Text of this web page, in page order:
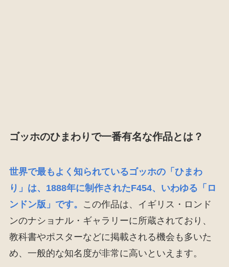
ゴッホのひまわりで一番有名な作品とは？
世界で最もよく知られているゴッホの「ひまわ
り」は、1888年に制作されたF454、いわゆる「ロ
ンドン版」です。
この作品は、イギリス・ロンド
ンのナショナル・ギャラリーに所蔵されており、
教科書やポスターなどに掲載される機会も多いた
め、一般的な知名度が非常に高いといえます。